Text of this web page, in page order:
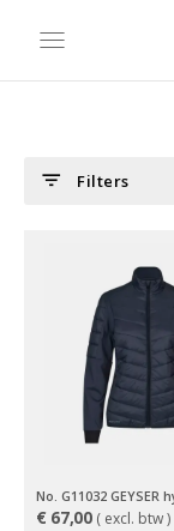
filter_list Filters
€ 67,00 ( excl. btw )